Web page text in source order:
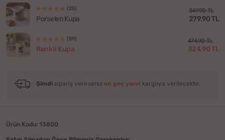
(25)
Porselen Kupa
349.90 TL
279.90 TL
(59)
Renkli Kupa
474.90 TL
324.90 TL
Şimdi sipariş verirseniz en geç yarın kargoya verilecektir.
Ürün Kodu: 13800